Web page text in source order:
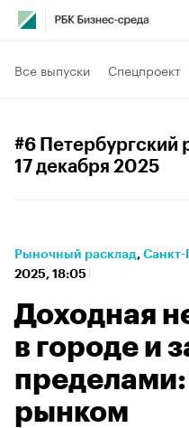
Все выпуски Спецпроект
#6 Петербургский
17 декабря 2025
Рыночный расклад⁠, Санкт-
2025, 18:05
Доходная
в городе и
пределами:
рынком